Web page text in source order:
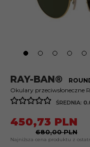
RAY-BAN®
Okulary przeciwsłoneczne
ŚREDNIA:
450,73 PLN
680,00 PLN
Najniższa cena produktu z